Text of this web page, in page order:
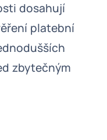
dosahují
platební
zbytečným